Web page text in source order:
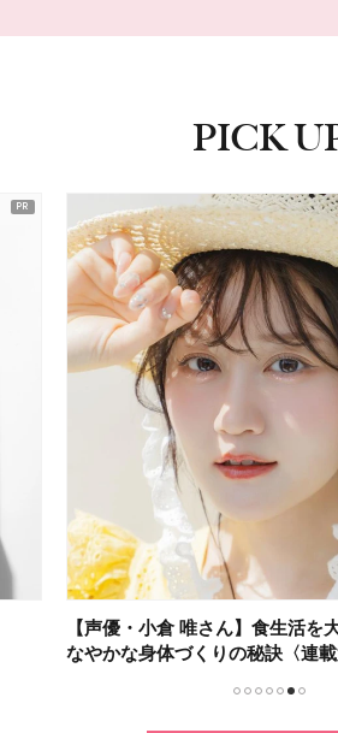
PICK
【声優・小倉 唯さん】食生活を
なやかな身体づくりの秘訣〈連載